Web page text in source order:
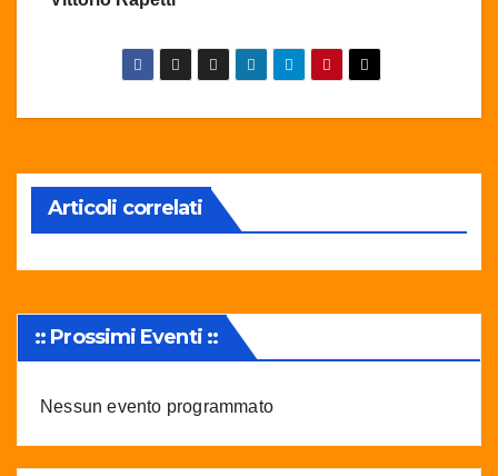
Articoli correlati
:: Prossimi Eventi ::
Nessun evento programmato